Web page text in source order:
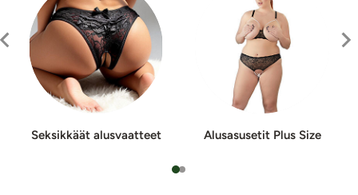
Seksikkäät alusvaatteet Alusasusetit Plus Size